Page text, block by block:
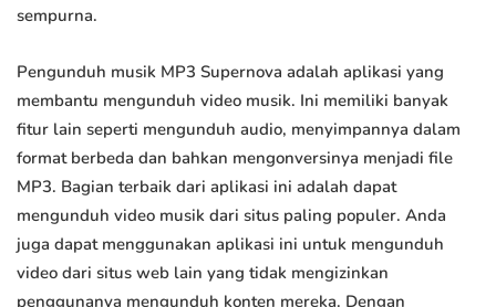
sempurna.
Pengunduh musik MP3 Supernova adalah aplikasi yang
membantu mengunduh video musik. Ini memiliki banyak
fitur lain seperti mengunduh audio, menyimpannya dalam
format berbeda dan bahkan mengonversinya menjadi file
MP3. Bagian terbaik dari aplikasi ini adalah dapat
mengunduh video musik dari situs paling populer. Anda
juga dapat menggunakan aplikasi ini untuk mengunduh
video dari situs web lain yang tidak mengizinkan
penggunanya mengunduh konten mereka. Dengan